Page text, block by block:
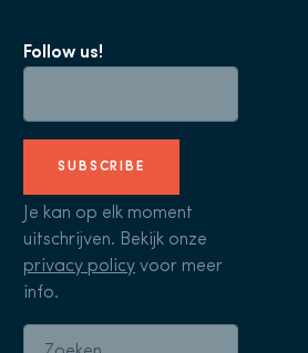
Follow us!
SUBSCRIBE
Je kan op elk moment
uitschrijven. Bekijk onze
privacy policy voor meer
info.